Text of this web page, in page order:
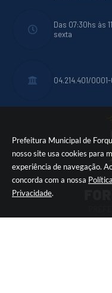
Prefeitura Municipal de
nosso site usa cookies para
experiência de navegação.
concorda com a nossa
Privacidade.
Das 07:30hs às
sexta
04.214.401/